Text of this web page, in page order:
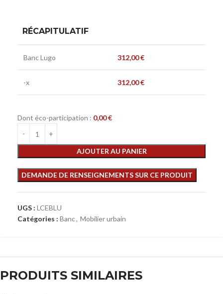
RÉCAPITULATIF
Banc Lugo 312,00€
-x 312,00€
Dont éco-participation : 0,00€
AJOUTER AU PANIER
UGS : LCEBLU
Catégories : Banc, Mobilier urbain
PRODUITS SIMILAIRES